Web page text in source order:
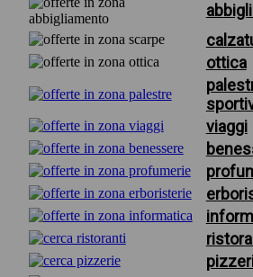
ottica
viaggi